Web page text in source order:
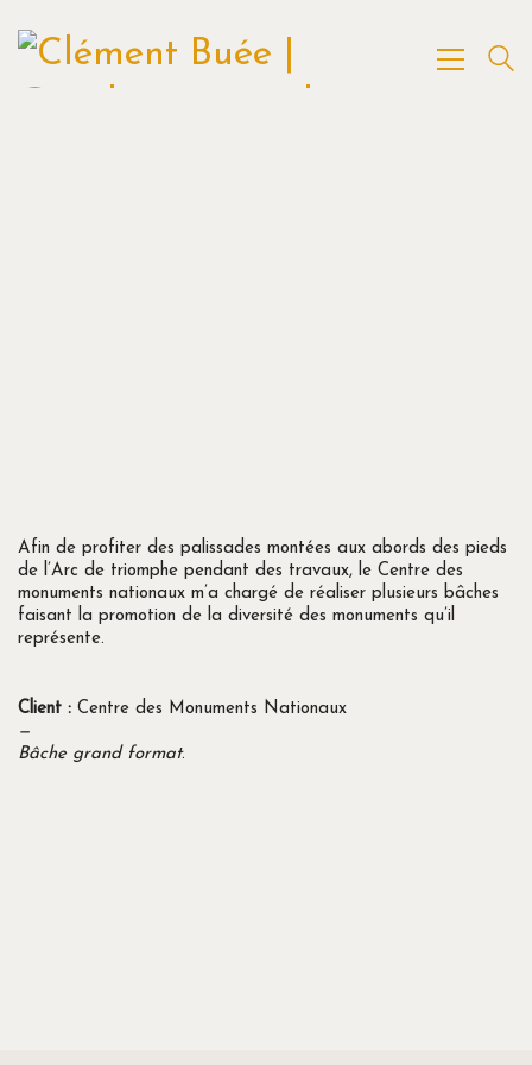
Afin de profiter des palissades montées aux abords des pieds
de l’Arc de triomphe pendant des travaux, le Centre des
monuments nationaux m’a chargé de réaliser plusieurs bâches
faisant la promotion de la diversité des monuments qu’il
représente.
Client : Centre des Monuments Nationaux
—
Bâche grand format.